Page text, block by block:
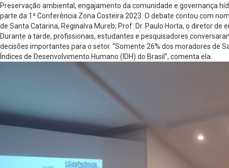
Preservação ambiental, engajamento da comunidade e governança
parte da 1ª Conferência Zona Costeira 2023. O debate contou com
de Santa Catarina, Reginalva Mureb; Prof. Dr. Paulo Horta, o diretor de
Durante a tarde, profissionais, estudantes e pesquisadores
decisões importantes para o setor. “Somente 26% dos moradores de
Índices de Desenvolvimento Humano (IDH) do Brasil”, comenta ela.